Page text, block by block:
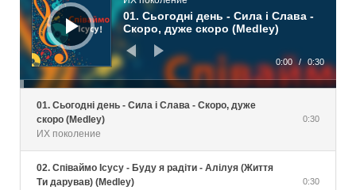
01. Сьогодні день - Сила і Слава -
Скоро, дуже скоро (Medley)
0:00 / 0:30
01. Сьогодні день - Сила і Слава - Скоро, дуже
скоро (Medley)
ИХ поколение
0:30
02. Співаймо Ісусу - Буду я радіти - Алілуя (Життя
Ти дарував) (Medley)
0:30